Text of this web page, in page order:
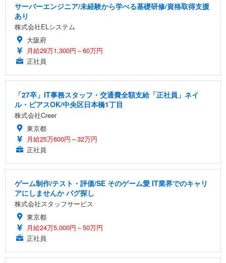
サーバーエンジニア/未経験から学べる基礎研修/資格取得支援
あり
株式会社ELシステム
大阪府
月給29万1,300円～60万円
正社員
「27卒」IT事務スタッフ・交通費全額支給「正社員」ネイ
ル・ピアスOK/中央区日本橋1丁目
株式会社Creer
東京都
月給25万600円～32万円
正社員
ゲーム制作/テスト・評価/SE そのゲーム愛 IT業界でのキャリ
アにしませんか バグ探し
株式会社スタッフサービス
東京都
月給24万5,000円～50万円
正社員